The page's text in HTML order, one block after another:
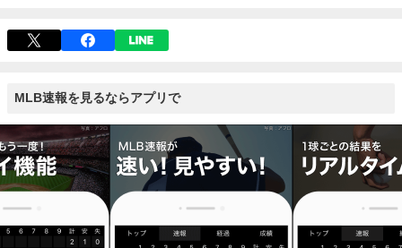
MLB速報を見るならアプリで